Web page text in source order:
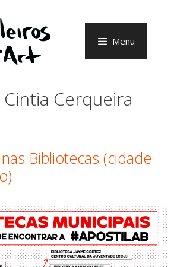
Menu
Cerqueira
Bibliotecas (cidade